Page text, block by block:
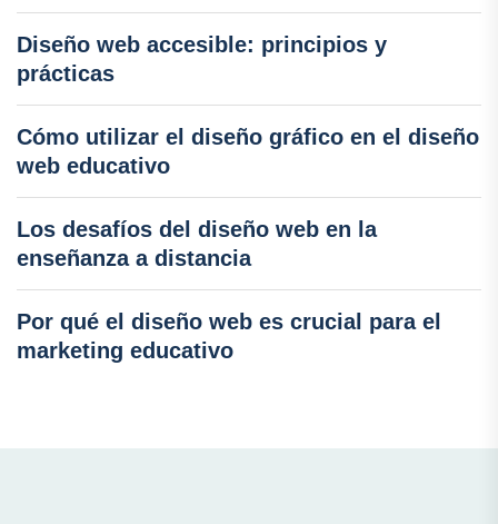
Diseño web accesible: principios y
prácticas
Cómo utilizar el diseño gráfico en el diseño
web educativo
Los desafíos del diseño web en la
enseñanza a distancia
Por qué el diseño web es crucial para el
marketing educativo